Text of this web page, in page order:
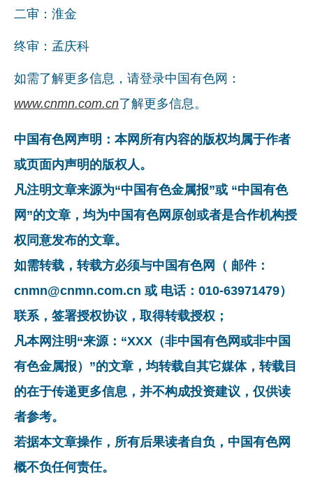
二审：淮金
终审：孟庆科
如需了解更多信息，请登录中国有色网：
www.cnmn.com.cn了解更多信息。
中国有色网声明：本网所有内容的版权均属于作者
或页面内声明的版权人。
凡注明文章来源为“中国有色金属报”或 “中国有色
网”的文章，均为中国有色网原创或者是合作机构授
权同意发布的文章。
如需转载，转载方必须与中国有色网（ 邮件：
cnmn@cnmn.com.cn 或 电话：010-63971479）
联系，签署授权协议，取得转载授权；
凡本网注明“来源：“XXX（非中国有色网或非中国
有色金属报）”的文章，均转载自其它媒体，转载目
的在于传递更多信息，并不构成投资建议，仅供读
者参考。
若据本文章操作，所有后果读者自负，中国有色网
概不负任何责任。